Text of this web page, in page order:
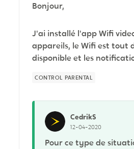
Bonjour,
J'ai installé l'app Wifi
appareils, le Wifi est tout
disponible et les
CONTROL PARENTAL
CedrikS
12-04-2020
Pour ce type de